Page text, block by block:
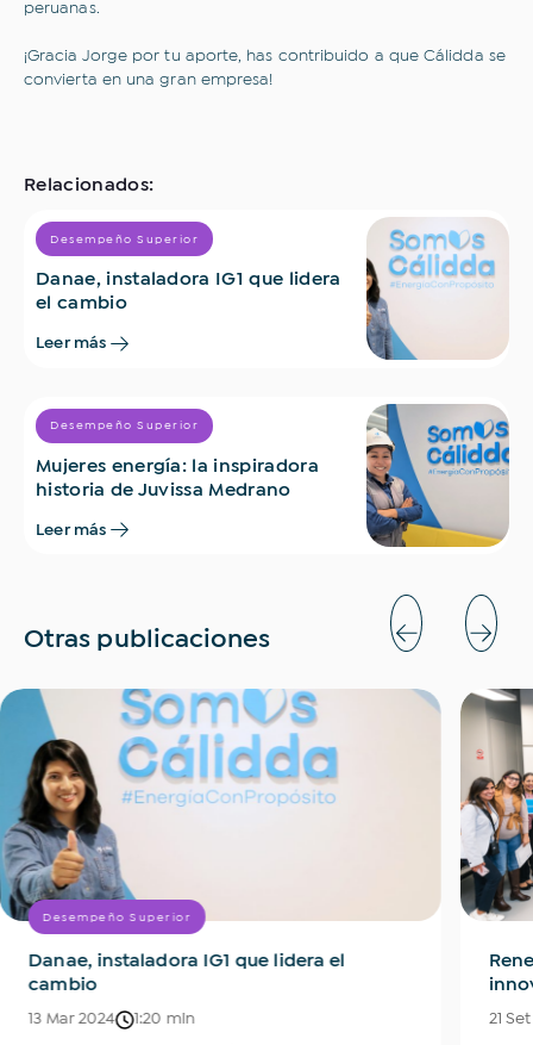
peruanas.
¡Gracia Jorge por tu aporte, has contribuido a que Cálidda se
convierta en una gran empresa!
Relacionados:
Desempeño Superior
Danae, instaladora IG1 que lidera
el cambio
Leer más
Desempeño Superior
Mujeres energía: la inspiradora
historia de Juvissa Medrano
Leer más
Otras publicaciones
Desempeño Superior
Danae, instaladora IG1 que lidera el
cambio
13 Mar 2024 1:20 min 21